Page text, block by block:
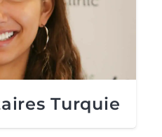
Turquie